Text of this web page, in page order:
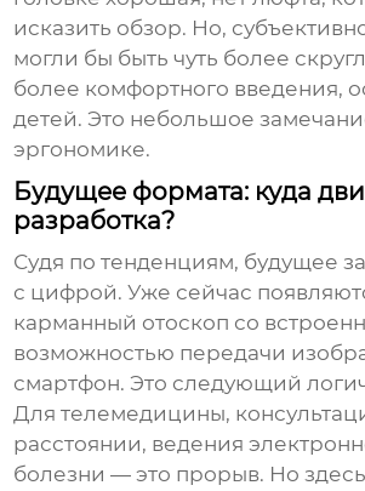
исказить обзор. Но,
могли бы быть чуть более
более комфортного введения,
детей. Это небольшое
эргономике.
Будущее формата: куда
разработка?
Судя по тенденциям, будущее
с цифрой. Уже сейчас
карманный отоскоп со
возможностью передачи
смартфон. Это следующий
Для телемедицины,
расстоянии, ведения
болезни — это прорыв. Но